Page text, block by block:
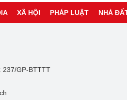
XÃ HỘI PHÁP LUẬT NHÀ
237/GP-BTTTT